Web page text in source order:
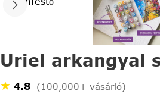
Uriel arkangyal
★ 4.8 (100,000+ vásárló)